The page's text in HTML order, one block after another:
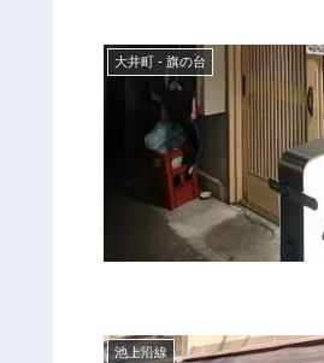
大井町 - 旗の台
池上沿線